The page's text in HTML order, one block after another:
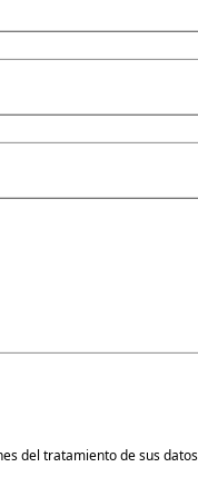
del tratamiento de sus